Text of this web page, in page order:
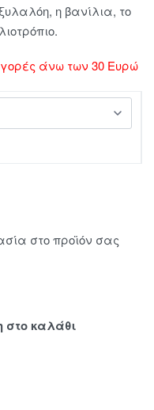
η βανίλια, το
άνω των 30 Ευρώ
στο προϊόν σας
στο καλάθι